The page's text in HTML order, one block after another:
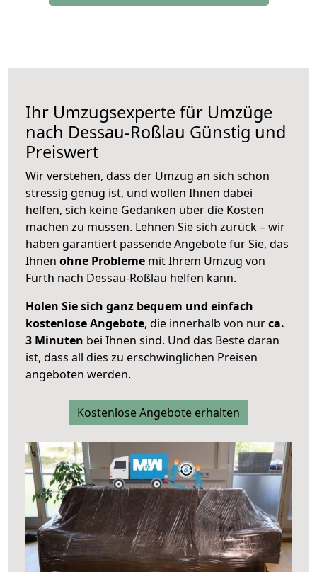
Ihr Umzugsexperte für Umzüge
nach Dessau-Roßlau Günstig und
Preiswert
Wir verstehen, dass der Umzug an sich schon
stressig genug ist, und wollen Ihnen dabei
helfen, sich keine Gedanken über die Kosten
machen zu müssen. Lehnen Sie sich zurück – wir
haben garantiert passende Angebote für Sie, das
Ihnen ohne Probleme mit Ihrem Umzug von
Fürth nach Dessau-Roßlau helfen kann.
Holen Sie sich ganz bequem und einfach
kostenlose Angebote, die innerhalb von nurca.
3 Minuten bei Ihnen sind. Und das Beste daran
ist, dass all dies zu erschwinglichen Preisen
angeboten werden.
Kostenlose Angebote erhalten